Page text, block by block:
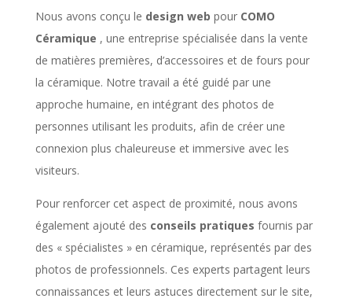
Nous avons conçu le design web pour COMO
Céramique , une entreprise spécialisée dans la vente
de matières premières, d’accessoires et de fours pour
la céramique. Notre travail a été guidé par une
approche humaine, en intégrant des photos de
personnes utilisant les produits, afin de créer une
connexion plus chaleureuse et immersive avec les
visiteurs.
Pour renforcer cet aspect de proximité, nous avons
également ajouté des conseils pratiques fournis par
des « spécialistes » en céramique, représentés par des
photos de professionnels. Ces experts partagent leurs
connaissances et leurs astuces directement sur le site,